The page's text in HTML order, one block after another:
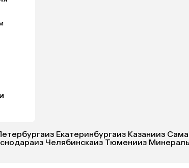
из Екатеринбургаиз Казанииз
из Челябинскаиз Тюменииз